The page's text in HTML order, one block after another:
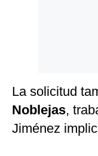
La solicitud
Noblejas,
Jiménez